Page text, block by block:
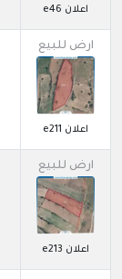
اعلان e46
ارض للبيع
اعلان e211
ارض للبيع
اعلان e213